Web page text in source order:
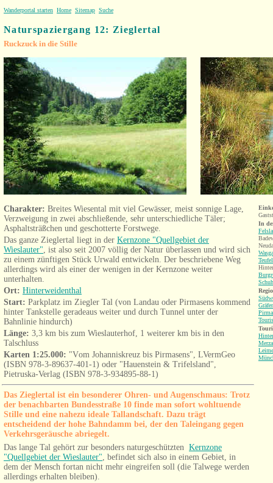
Wanderportal starten Home Sitemap Suche
Naturspaziergang 12: Zieglertal
Ruckzuck in die Stille
Charakter: Breites Wiesental mit viel Gewässer, meist sonnige Lage,
Verzweigung in zwei abschließende, sehr unterschiedliche Täler;
Asphaltsträßchen und geschotterte Forstwege.
Das ganze Zieglertal liegt in der Kernzone "Quellgebiet der
Wieslauter", ist also seit 2007 völlig der Natur überlassen und wird sich
zu einem zünftigen Stück Urwald entwickeln. Der beschriebene Weg
allerdings wird als einer der wenigen in der Kernzone weiter
unterhalten.
Ort: Hinterweidenthal
Start: Parkplatz im Ziegler Tal (von Landau oder Pirmasens kommend
hinter Tankstelle geradeaus weiter und durch Tunnel unter der
Bahnlinie hindurch)
Länge: 3,3 km bis zum Wieslauterhof, 1 weiterer km bis in den
Talschluss
Karten 1:25.000: "Vom Johanniskreuz bis Pirmasens", LVermGeo
(ISBN 978-3-89637-401-1) oder "Hauenstein & Trifelsland",
Pietruska-Verlag (ISBN 978-3-934895-88-1)
Das Zieglertal ist ein besonderer Ohren- und Augenschmaus: Trotz
der benachbarten Bundesstraße 10 finde man sofort wohltuende
Stille und eine nahezu ideale Tallandschaft. Dazu trägt
entscheidend der hohe Bahndamm bei, der den Taleingang gegen
Verkehrsgeräusche abriegelt.
Das lange Tal gehört zur besonders naturgeschützten Kernzone
"Quellgebiet der Wieslauter", befindet sich also in einem Gebiet, in
dem der Mensch fortan nicht mehr eingreifen soll (die Talwege werden
allerdings erhalten bleiben).
In